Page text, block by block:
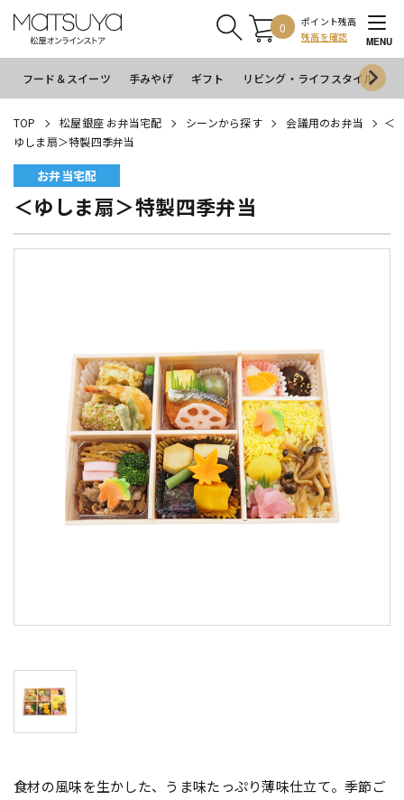
0
ポイント残高
残高を確認
MENU
フード＆スイーツ 手みやげ ギフト リビング・ライフスタイル
TOP 松屋銀座 お弁当宅配 シーンから探す 会議用のお弁当
＜
ゆしま扇＞特製四季弁当
お弁当宅配
＜ゆしま扇＞特製四季弁当
食材の風味を生かした、うま味たっぷり薄味仕立て。季節ご